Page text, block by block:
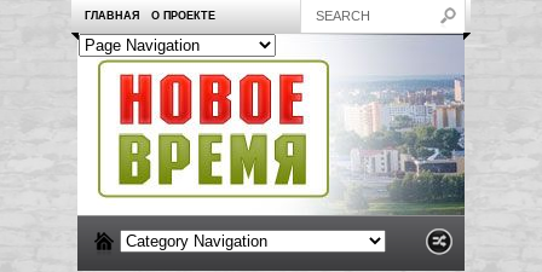
ГЛАВНАЯ О ПРОЕКТЕ